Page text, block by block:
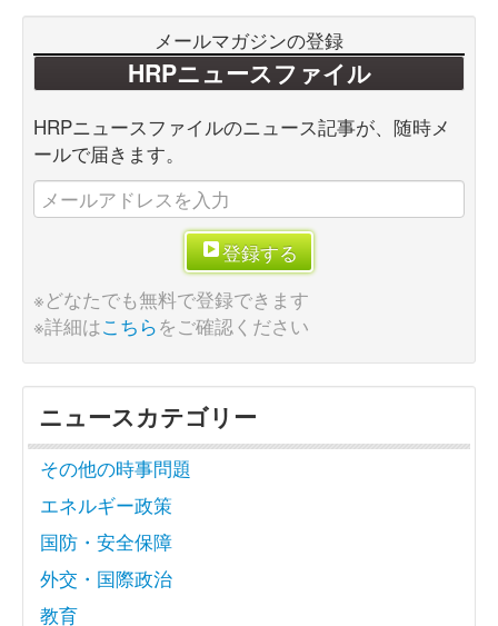
メールマガジンの登録
HRPニュースファイル
HRPニュースファイルのニュース記事が、随時メ
ールで届きます。
登録する
※どなたでも無料で登録できます
※詳細はこちらをご確認ください
ニュースカテゴリー
その他の時事問題
エネルギー政策
国防・安全保障
外交・国際政治
教育